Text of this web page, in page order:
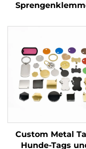
und
für elektrische
Komponenten
Custom Metal
Hunde-Tags